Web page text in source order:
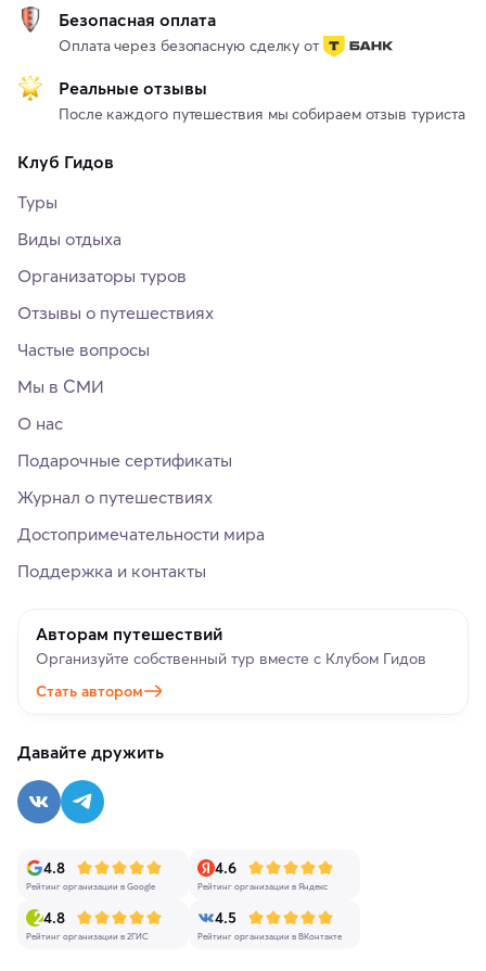
Безопасная оплата
Оплата через безопасную сделку от
Реальные отзывы
После каждого путешествия мы собираем отзыв туриста
Клуб Гидов
Туры
Виды отдыха
Организаторы туров
Отзывы о путешествиях
Частые вопросы
Мы в СМИ
О нас
Подарочные сертификаты
Журнал о путешествиях
Достопримечательности мира
Поддержка и контакты
Авторам путешествий
Организуйте собственный тур вместе с Клубом Гидов
Стать автором
Давайте дружить
4.8
Рейтинг организации в Google
4.6
Рейтинг организации в Яндекс
4.8
Рейтинг организации в 2ГИС
4.5
Рейтинг организации в ВКонтакте